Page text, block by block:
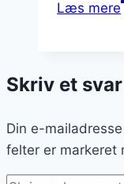
Læs mere
Skriv et svar
Din e-
felter er markeret